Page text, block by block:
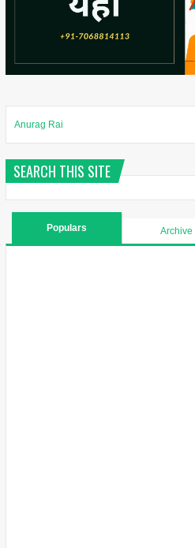
Anurag Rai
SEARCH THIS SITE
Populars Archive